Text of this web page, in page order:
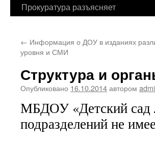
Прокуратура разъясняет
← Информация о ДОУ в изданиях
уровня и СМИ
Структура и
Опубликовано 16.10.2014автором
МБДОУ «Детский сад
подразделений не